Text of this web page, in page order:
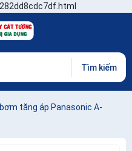
Tìm kiếm
tăng áp Panasonic A-